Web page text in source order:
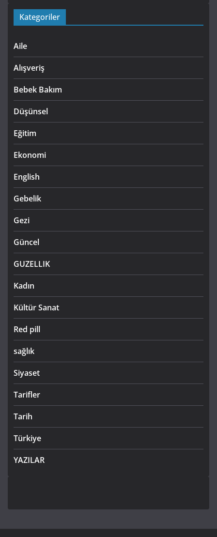
Kategoriler
Aile
Alışveriş
Bebek Bakım
Düşünsel
Eğitim
Ekonomi
English
Gebelik
Gezi
Güncel
GUZELLIK
Kadın
Kültür Sanat
Red pill
sağlık
Siyaset
Tarifler
Tarih
Türkiye
YAZILAR